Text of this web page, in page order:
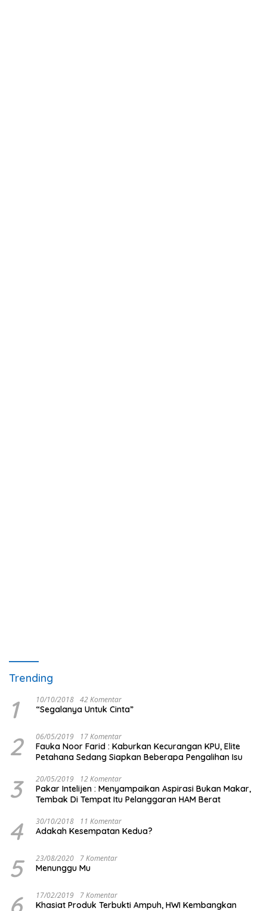
Trending
1 10/10/2018 42 Komentar
“Segalanya Untuk Cinta”
2 06/05/2019 17 Komentar
Fauka Noor Farid : Kaburkan Kecurangan KPU, Elite
Petahana Sedang Siapkan Beberapa Pengalihan Isu
3 20/05/2019 12 Komentar
Pakar Intelijen : Menyampaikan Aspirasi Bukan Makar,
Tembak Di Tempat Itu Pelanggaran HAM Berat
4 30/10/2018 11 Komentar
Adakah Kesempatan Kedua?
5 23/08/2020 7 Komentar
Menunggu Mu
6 17/02/2019 7 Komentar
Khasiat Produk Terbukti Ampuh, HWI Kembangkan